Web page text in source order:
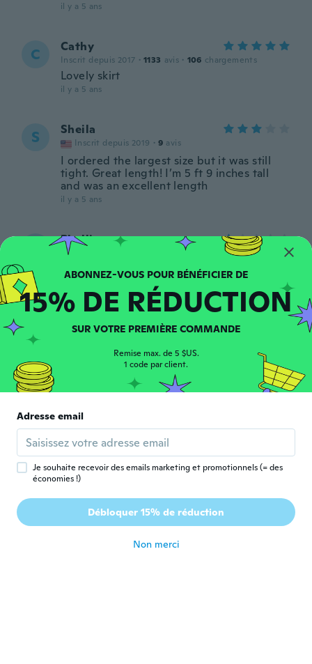
il y a 5 ans
C Cathy
Inscrit depuis 2017 · 1133 avis · 106 chargements
Lovely skirt
il y a 5 ans
S Sheila
Inscrit depuis 2019 · 9 avis
I ordered the largest size but it was still
tight. Great length! I’m 5 ft 9 inches tall
and was an excellent length
il y a 5 ans
Phyllis
Fabric was very cheap, thin, poor quality.
The skirt didn't have a hem. The feathers
on belt were cheap. It looked nice in
picture but the skirt was very poor quality
M Inscrit depuis 2020 avis
il y a 5 ans
E Eliška
Inscrit depuis 2017 · 224
Marie
Inscrit depuis 2019 · 48 avis
15% DE RÉDUCTION
SUR VOTRE PREMIÈRE COMMANDE
Remise max. de 5 $US.
1 code par client.
Adresse email
Je souhaite recevoir des emails marketing et promotionnels (= des
économies !)
Débloquer 15% de réduction
Non merci